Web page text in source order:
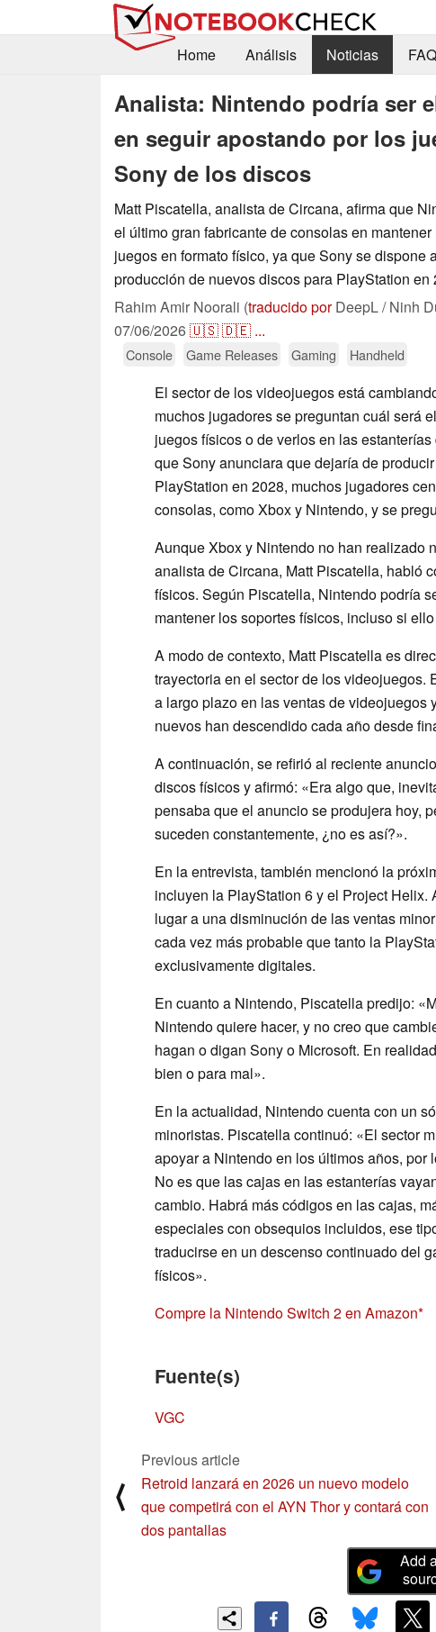
Home
Análisis Noticias
Analista: Nintendo podría ser
en seguir apostando por los
Sony de los discos
Matt Piscatella, analista de Circana, afirma que
el último gran fabricante de consolas en mantener
juegos en formato físico, ya que Sony se dispone
producción de nuevos discos para PlayStation en
Rahim Amir Noorali (traducido porDeepL / Ninh
07/06/2026🇺🇸🇩🇪 ...
Console Game Releases Gaming Handheld
El sector de los videojuegos está
muchos jugadores se preguntan cuál será
juegos físicos o de verlos en las
que Sony anunciara que dejaría de
PlayStation en 2028, muchos jugadores
consolas, como Xbox y Nintendo, y se
Aunque Xbox y Nintendo no han realizado
analista de Circana, Matt Piscatella, habló
físicos. Según Piscatella, Nintendo podría
mantener los soportes físicos, incluso si
A modo de contexto, Matt Piscatella es
trayectoria en el sector de los videojuegos.
a largo plazo en las ventas de
nuevos han descendido cada año desde
A continuación, se refirió al reciente
discos físicos y afirmó: «Era algo que,
pensaba que el anuncio se produjera hoy,
suceden constantemente, ¿no es así?».
En la entrevista, también mencionó la
incluyen la PlayStation 6 y el Project
lugar a una disminución de las ventas
cada vez más probable que tanto la
exclusivamente digitales.
En cuanto a Nintendo, Piscatella predijo:
Nintendo quiere hacer, y no creo que
hagan o digan Sony o Microsoft. En
bien o para mal».
En la actualidad, Nintendo cuenta con un
minoristas. Piscatella continuó: «El sector
apoyar a Nintendo en los últimos años,
No es que las cajas en las estanterías
cambio. Habrá más códigos en las cajas,
especiales con obsequios incluidos, ese
traducirse en un descenso continuado del
físicos».
Compre la Nintendo Switch 2 en Amazon
Fuente(s)
VGC
⟨
Previous article
Retroid lanzará en 2026 un nuevo modelo
que competirá con el AYN Thor y contará con
dos pantallas
Add